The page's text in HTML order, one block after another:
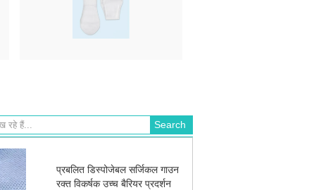
प्रबलित डिस्पोजेबल सर्जिकल गाउन
रक्त विकर्षक उच्च बैरियर प्रदर्शन